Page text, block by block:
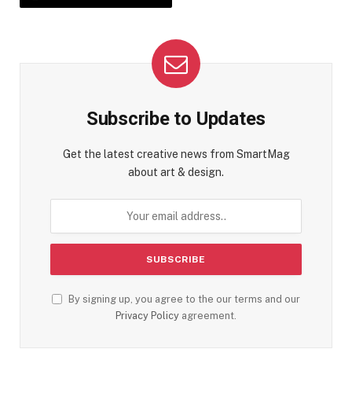
Subscribe to Updates
Get the latest creative news from SmartMag
about art & design.
By signing up, you agree to the our terms and our
Privacy Policy agreement.